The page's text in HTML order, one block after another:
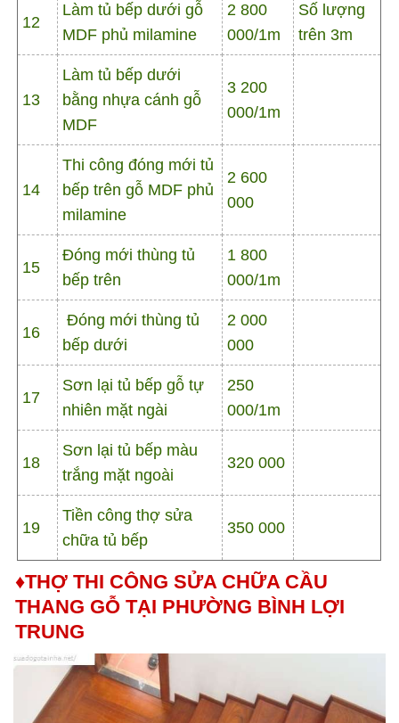
12
Làm tủ bếp dưới gỗ
MDF phủ milamine
2 800
000/1m
Số lượng
trên 3m
13
Làm tủ bếp dưới
bằng nhựa cánh gỗ
MDF
3 200
000/1m
14
Thi công đóng mới tủ
bếp trên gỗ MDF phủ
milamine
2 600
000
15
Đóng mới thùng tủ
bếp trên
1 800
000/1m
16
Đóng mới thùng tủ
bếp dưới
2 000
000
17
Sơn lại tủ bếp gỗ tự
nhiên mặt ngài
250
000/1m
18
Sơn lại tủ bếp màu
trắng mặt ngoài
320 000
19
Tiền công thợ sửa
chữa tủ bếp
350 000
♦THỢ THI CÔNG SỬA CHỮA CẦU
THANG GỖ TẠI PHƯỜNG BÌNH LỢI
TRUNG